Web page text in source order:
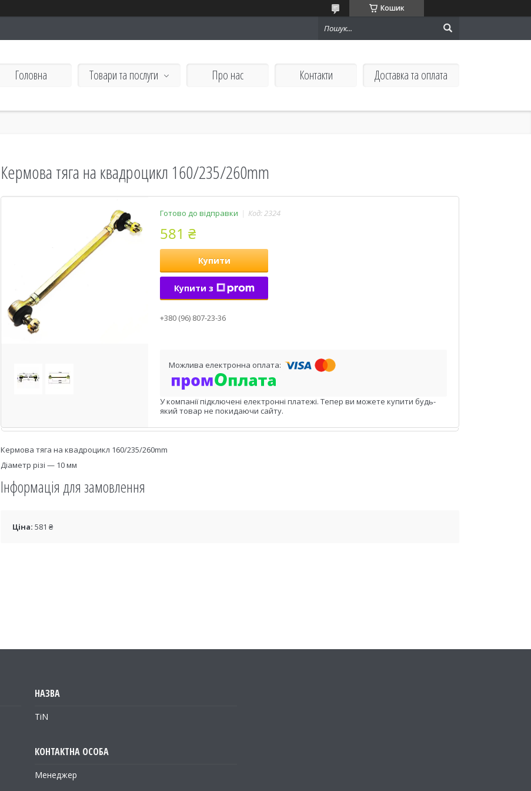
Кошик
Головна Товари та послуги Про нас Контакти Доставка та оплата
Кермова тяга на квадроцикл 160/235/260mm
Готово до відправки Код:2324
581 ₴
Купити
Купити з
+380 (96) 807-23-36
У компанії підключені електронні платежі. Тепер ви можете купити будь-
який товар не покидаючи сайту.
Кермова тяга на квадроцикл 160/235/260mm
Діаметр різі — 10 мм
Інформація для замовлення
Ціна: 581 ₴
TiN
Менеджер